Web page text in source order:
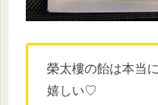
榮太樓の飴は本当
嬉しい♡